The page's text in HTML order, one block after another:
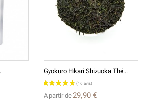
Gyokuro Hikari Shizuoka Thé...
A partir de 29,90 €